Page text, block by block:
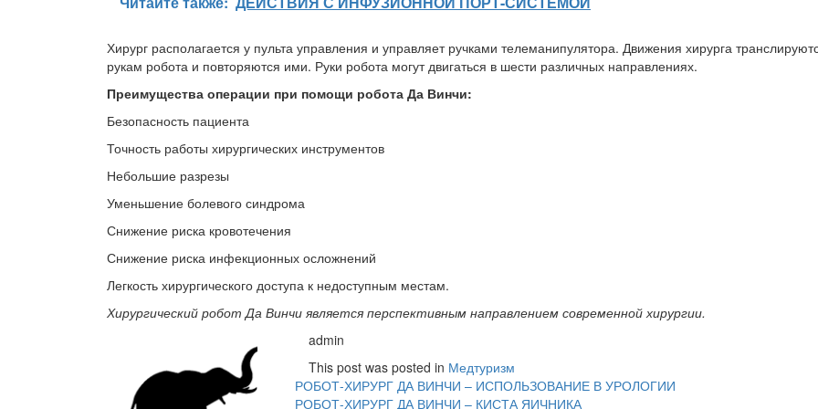
Хирург располагается у пульта управления и управляет ручками телеманипулятора. Движения хирурга
рукам робота и повторяются ими. Руки робота могут двигаться в шести различных направлениях.
Преимущества операции при помощи робота Да Винчи:
Безопасность пациента
Точность работы хирургических инструментов
Небольшие разрезы
Уменьшение болевого синдрома
Снижение риска кровотечения
Снижение риска инфекционных осложнений
Легкость хирургического доступа к недоступным местам.
Хирургический робот Да Винчи является перспективным направлением современной хирургии.
admin
This post was posted in Медтуризм
РОБОТ-ХИРУРГ ДА ВИНЧИ – ИСПОЛЬЗОВАНИЕ В УРОЛОГИИ
РОБОТ-ХИРУРГ ДА ВИНЧИ – КИСТА ЯИЧНИКА